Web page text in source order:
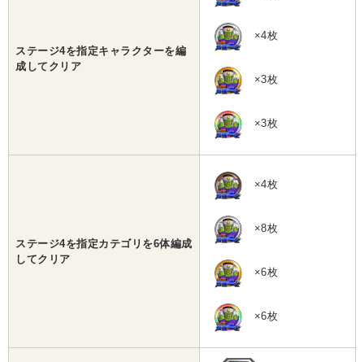
ステージ4を指定キャラクターを編
成してクリア
×4枚
×3枚
×3枚
ステージ4を指定カテゴリを6体編成
してクリア
×4枚
×8枚
×6枚
×6枚